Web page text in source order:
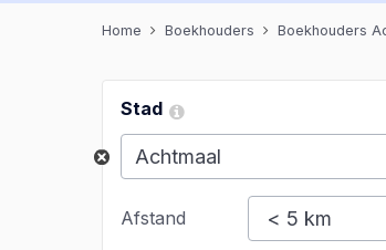
Home Boekhouders Boekhouders
Stad
Afstand